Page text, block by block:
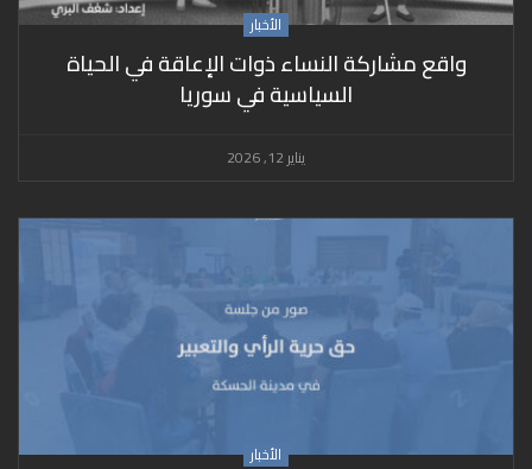
الأخبار
واقع مشاركة النساء ذوات الإعاقة في الحياة
السياسية في سوريا
يناير 12, 2026
الأخبار